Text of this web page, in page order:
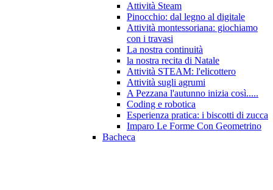
Attività Steam
Pinocchio: dal legno al digitale
Attività montessoriana: giochiamo
con i travasi
La nostra continuità
la nostra recita di Natale
Attività STEAM: l'elicottero
Attività sugli agrumi
A Pezzana l'autunno inizia così.....
Coding e robotica
Esperienza pratica: i biscotti di zucca
Imparo Le Forme Con Geometrino
Bacheca